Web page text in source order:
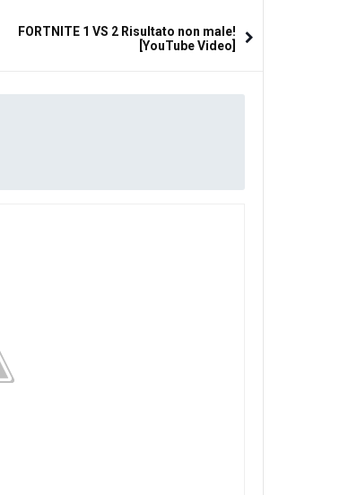
FORTNITE 1 VS 2 Risultato non male!
[YouTube Video]